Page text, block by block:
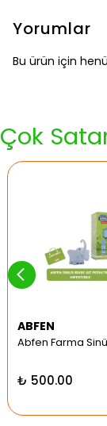
Yorumlar
Bu ürün için
Çok
ABFEN
₺ 500.00